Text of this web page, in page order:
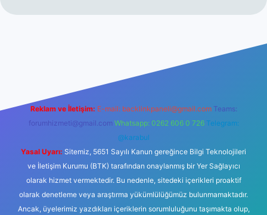
Reklam ve İletişim: E-mail: backlinkpaneli@gmail.com Teams:
forumhizmeti@gmail.com Whatsapp: 0262 606 0 726 Telegram:
@karabul
Yasal Uyarı: Sitemiz, 5651 Sayılı Kanun gereğince Bilgi Teknolojileri
ve İletişim Kurumu (BTK) tarafından onaylanmış bir Yer Sağlayıcı
olarak hizmet vermektedir. Bu nedenle, sitedeki içerikleri proaktif
olarak denetleme veya araştırma yükümlülüğümüz bulunmamaktadır.
Ancak, üyelerimiz yazdıkları içeriklerin sorumluluğunu taşımakta olup,